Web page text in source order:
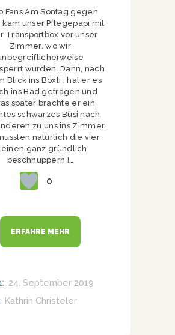
Fans Am Sontag gegen
kam unser Pflegepapi mit
Transportbox vor unser
Zimmer, wo wir
wurden. Dann, nach
Blick ins Böxli , hat er es
ins Bad getragen und
später brachte er ein
schwarzes Büsi nach
zu uns ins Zimmer.
natürlich die vier
ganz gründlich
beschnuppern !…
0
ERFAHRE MEHR
24. September 2019
Kathrin Christeler